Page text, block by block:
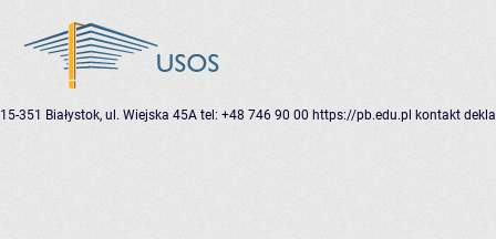
15-351 Białystok, ul. Wiejska 45A tel: +48 746 90 00 https://pb.edu.pl kontakt